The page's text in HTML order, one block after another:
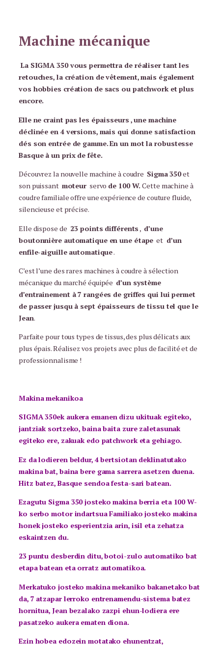
+
a
b
l
e
'
e
x
t
e
n
s
i
n
Machine mécanique
La SIGMA 350 vous permettra de réaliser tant les
retouches, la création de vêtement, mais également
vos hobbies création de sacs ou patchwork et plus
encore.
Elle ne craint pas les épaisseurs , une machine
déclinée en 4 versions, mais qui donne satisfaction
dés son entrée de gamme. En un mot la robustesse
Basque à un prix de fête.
Découvrez la nouvelle machine à coudre Sigma 350et
son puissant moteur servo de 100 W. Cette machine à
coudre familiale offre une expérience de couture fluide,
silencieuse et précise.
Elle dispose de 23 points différents , d’une
boutonnière automatique en une étape et d’un
enfile-aiguille automatique.
C’est l’une des rares machines à coudre à sélection
mécanique du marché équipée d’un système
d’entrainement à 7 rangées de griffes qui lui permet
de passer jusqu à sept épaisseurs de tissu tel que le
Jean.
Parfaite pour tous types de tissus, des plus délicats aux
plus épais. Réalisez vos projets avec plus de facilité et de
professionnalisme !
Makina mekanikoa
SIGMA 350ek aukera emanen dizu ukituak egiteko,
jantziak sortzeko, baina baita zure zaletasunak
egiteko ere, zakuak edo patchwork eta gehiago.
Ez da lodieren beldur, 4 bertsiotan deklinatutako
makina bat, baina bere gama sarrera asetzen duena.
Hitz batez, Basque sendoa festa-sari batean.
Ezagutu Sigma 350 josteko makina berria eta 100 W-
ko serbo motor indartsua Familiako josteko makina
honek josteko esperientzia arin, isil eta zehatza
eskaintzen du.
23 puntu desberdin ditu, botoi-zulo automatiko bat
etapa batean eta orratz automatikoa.
Merkatuko josteko makina mekaniko bakanetako bat
da, 7 atzapar lerroko entrenamendu-sistema batez
hornitua, Jean bezalako zazpi ehun-lodiera ere
pasatzeko aukera ematen diona.
Ezin hobea edozein motatako ehunentzat,